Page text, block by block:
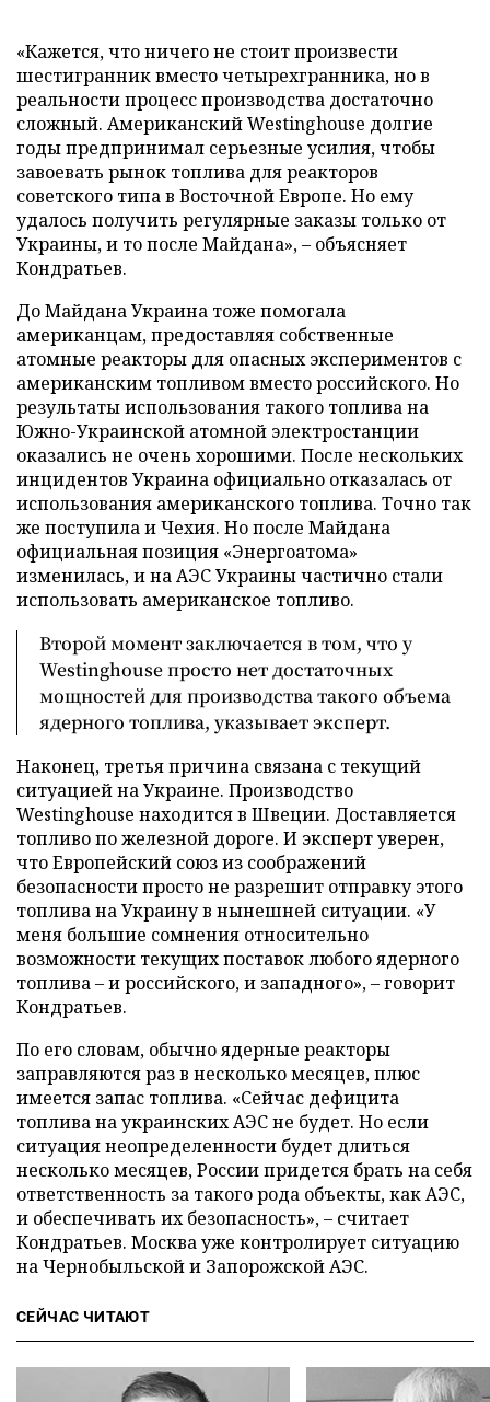
«Кажется, что ничего не стоит произвести
шестигранник вместо четырехгранника, но в
реальности процесс производства достаточно
сложный. Американский Westinghouse долгие
годы предпринимал серьезные усилия, чтобы
завоевать рынок топлива для реакторов
советского типа в Восточной Европе. Но ему
удалось получить регулярные заказы только от
Украины, и то после Майдана», – объясняет
Кондратьев.
До Майдана Украина тоже помогала
американцам, предоставляя собственные
атомные реакторы для опасных экспериментов с
американским топливом вместо российского. Но
результаты использования такого топлива на
Южно-Украинской атомной электростанции
оказались не очень хорошими. После нескольких
инцидентов Украина официально отказалась от
использования американского топлива. Точно так
же поступила и Чехия. Но после Майдана
официальная позиция «Энергоатома»
изменилась, и на АЭС Украины частично стали
использовать американское топливо.
Второй момент заключается в том, что у
Westinghouse просто нет достаточных
мощностей для производства такого объема
ядерного топлива, указывает эксперт.
Наконец, третья причина связана с текущий
ситуацией на Украине. Производство
Westinghouse находится в Швеции. Доставляется
топливо по железной дороге. И эксперт уверен,
что Европейский союз из соображений
безопасности просто не разрешит отправку этого
топлива на Украину в нынешней ситуации. «У
меня большие сомнения относительно
возможности текущих поставок любого ядерного
топлива – и российского, и западного», – говорит
Кондратьев.
По его словам, обычно ядерные реакторы
заправляются раз в несколько месяцев, плюс
имеется запас топлива. «Сейчас дефицита
топлива на украинских АЭС не будет. Но если
ситуация неопределенности будет длиться
несколько месяцев, России придется брать на себя
ответственность за такого рода объекты, как АЭС,
и обеспечивать их безопасность», – считает
Кондратьев. Москва уже контролирует ситуацию
на Чернобыльской и Запорожской АЭС.
СЕЙЧАС ЧИТАЮТ